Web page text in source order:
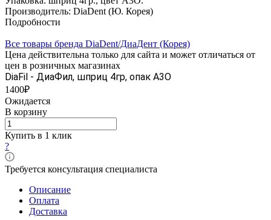
Производитель: DiaDent (Ю. Корея)
Подробности
Все товары бренда DiaDent/ДиаДент (Корея)
Цена действительна только для сайта и может отличаться от
цен в розничных магазинах
DiaFil - ДиаФил, шприц 4гр, опак A3O
1400₽
Ожидается
В корзину
Купить в 1 клик
?
Требуется консультация специалиста
Описание
Оплата
Доставка